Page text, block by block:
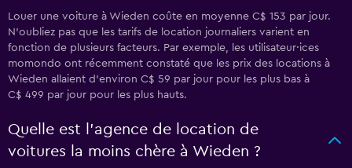
Louer une voiture à Wieden coûte en moyenne C$ 153 par jour.
N'oubliez pas que les tarifs de location journaliers varient en
fonction de plusieurs facteurs. Par exemple, les utilisateur·ices
momondo ont récemment constaté que les prix des locations à
Wieden allaient d'environ C$ 59 par jour pour les plus bas à
C$ 499 par jour pour les plus hauts.
Quelle est l’agence de location de
voitures la moins chère à Wieden ?